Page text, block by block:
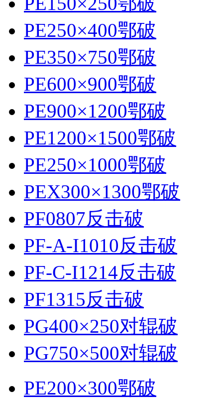
PE250×400鄂破
PE350×750鄂破
PE600×900鄂破
PE900×1200鄂破
PE1200×1500鄂破
PE250×1000鄂破
PEX300×1300鄂破
PF0807反击破
PF-A-I1010反击破
PF-C-I1214反击破
PF1315反击破
PG400×250对辊破
PG750×500对辊破
PE200×300鄂破